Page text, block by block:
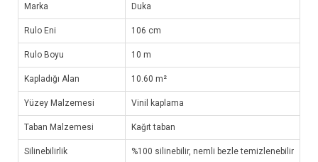
Marka Duka
Rulo Eni 106 cm
Rulo Boyu 10 m
Kapladığı Alan 10.60 m²
Yüzey Malzemesi Vinil kaplama
Taban Malzemesi Kağıt taban
Silinebilirlik %100 silinebilir, nemli bezle temizlenebilir